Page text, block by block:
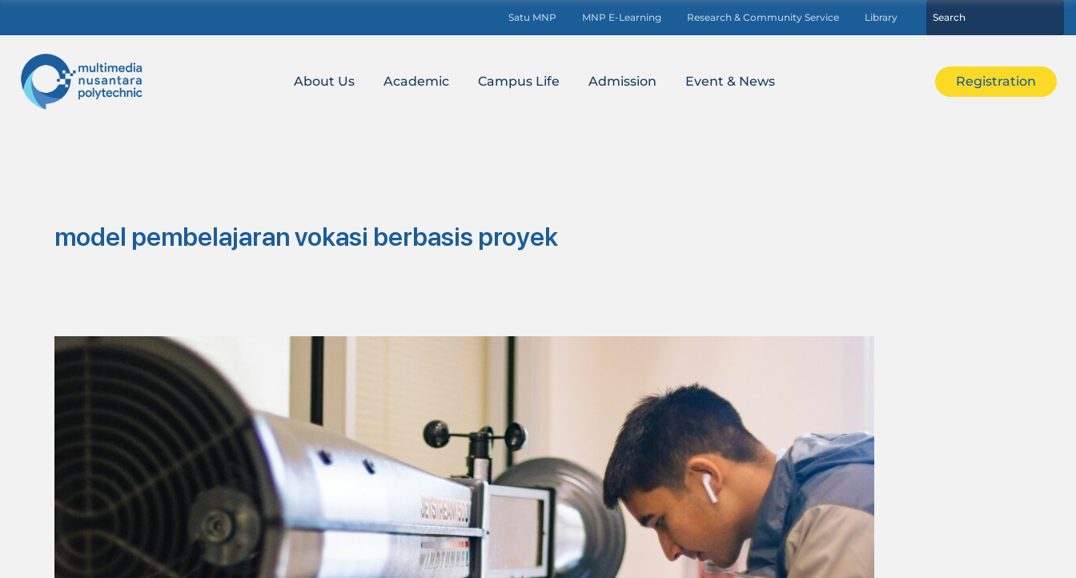
Satu MNP MNP E-Learning Research & Community Service Library
About Us Academic Campus Life Admission Event & News Registration
model pembelajaran vokasi berbasis proyek
Academic
Menjembatani
Kesenjangan
Kampus
dan
Industri